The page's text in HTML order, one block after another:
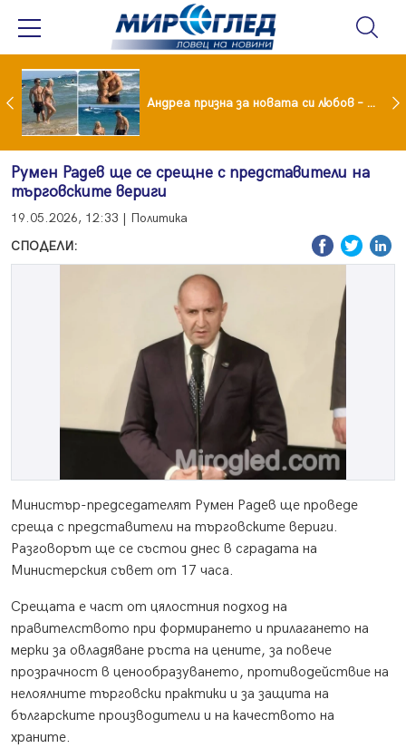
Драма вместо щастие: Звезда от "Татковци" е в болница с високорискова бременност Андреа призна за новата си любов – руснакът Игор
Румен Радев ще се срещне с представители на
търговските вериги
19.05.2026, 12:33 | Политика
СПОДЕЛИ:
Министър-председателят Румен Радев ще проведе
среща с представители на търговските вериги.
Разговорът ще се състои днес в сградата на
Министерския съвет от 17 часа.
Срещата е част от цялостния подход на
правителството при формирането и прилагането на
мерки за овладяване ръста на цените, за повече
прозрачност в ценообразуването, противодействие на
нелоялните търговски практики и за защита на
българските производители и на качеството на
храните.